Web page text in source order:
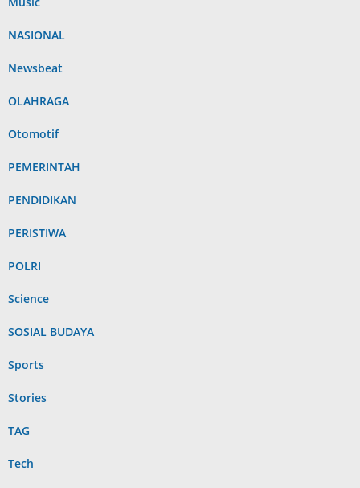
NASIONAL
Newsbeat
OLAHRAGA
Otomotif
PEMERINTAH
PENDIDIKAN
PERISTIWA
POLRI
Science
SOSIAL BUDAYA
Sports
Stories
TAG
Tech